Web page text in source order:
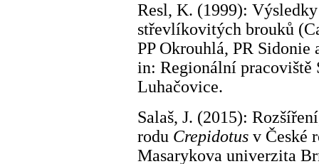
Resl, K. (1999):
střevlíkovitých brouků
PP Okrouhlá, PR Sidonie
in: Regionální pracoviště
Luhačovice.
Salaš, J. (2015):
rodu Crepidotus v České
Masarykova univerzita